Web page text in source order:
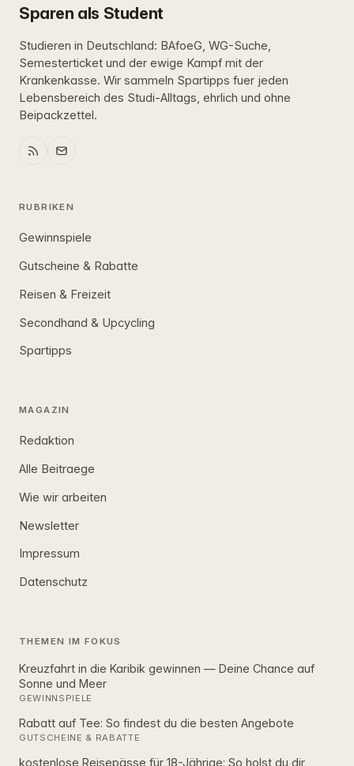
Sparen als Student
Studieren in Deutschland: BAfoeG, WG-Suche,
Semesterticket und der ewige Kampf mit der
Krankenkasse. Wir sammeln Spartipps fuer jeden
Lebensbereich des Studi-Alltags, ehrlich und ohne
Beipackzettel.
RUBRIKEN
Gewinnspiele
Gutscheine & Rabatte
Reisen & Freizeit
Secondhand & Upcycling
Spartipps
MAGAZIN
Redaktion
Alle Beitraege
Wie wir arbeiten
Newsletter
Impressum
Datenschutz
THEMEN IM FOKUS
Kreuzfahrt in die Karibik gewinnen — Deine Chance auf
Sonne und Meer
GEWINNSPIELE
Rabatt auf Tee: So findest du die besten Angebote
GUTSCHEINE & RABATTE
kostenlose Reisepässe für 18-Jährige: So holst du dir